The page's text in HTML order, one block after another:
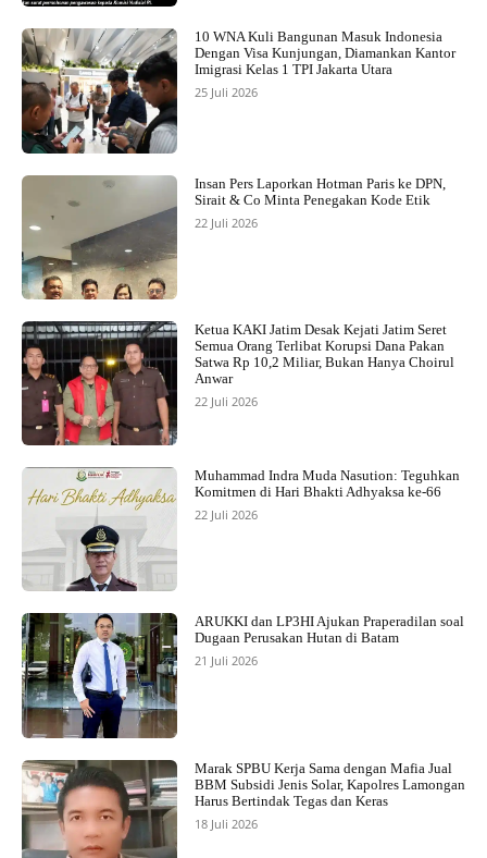
10 WNA Kuli Bangunan Masuk Indonesia
Dengan Visa Kunjungan, Diamankan Kantor
Imigrasi Kelas 1 TPI Jakarta Utara
25 Juli 2026
Insan Pers Laporkan Hotman Paris ke DPN,
Sirait & Co Minta Penegakan Kode Etik
22 Juli 2026
Ketua KAKI Jatim Desak Kejati Jatim Seret
Semua Orang Terlibat Korupsi Dana Pakan
Satwa Rp 10,2 Miliar, Bukan Hanya Choirul
Anwar
22 Juli 2026
Muhammad Indra Muda Nasution: Teguhkan
Komitmen di Hari Bhakti Adhyaksa ke-66
22 Juli 2026
ARUKKI dan LP3HI Ajukan Praperadilan soal
Dugaan Perusakan Hutan di Batam
21 Juli 2026
Marak SPBU Kerja Sama dengan Mafia Jual
BBM Subsidi Jenis Solar, Kapolres Lamongan
Harus Bertindak Tegas dan Keras
18 Juli 2026